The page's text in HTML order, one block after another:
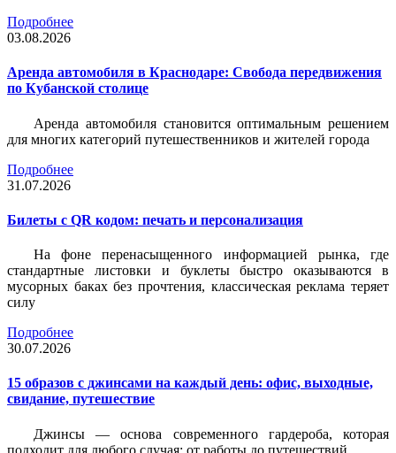
Подробнее
03.08.2026
Аренда автомобиля в Краснодаре: Свобода передвижения
по Кубанской столице
Аренда автомобиля становится оптимальным решением
для многих категорий путешественников и жителей города
Подробнее
31.07.2026
Билеты c QR кодом: печать и персонализация
На фоне перенасыщенного информацией рынка, где
стандартные листовки и буклеты быстро оказываются в
мусорных баках без прочтения, классическая реклама теряет
силу
Подробнее
30.07.2026
15 образов с джинсами на каждый день: офис, выходные,
свидание, путешествие
Джинсы — основа современного гардероба, которая
подходит для любого случая: от работы до путешествий